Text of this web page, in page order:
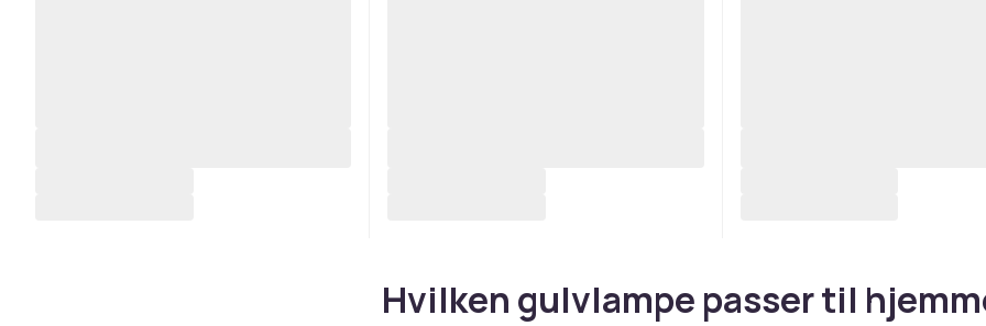
Hvilken gulvlampe passer til